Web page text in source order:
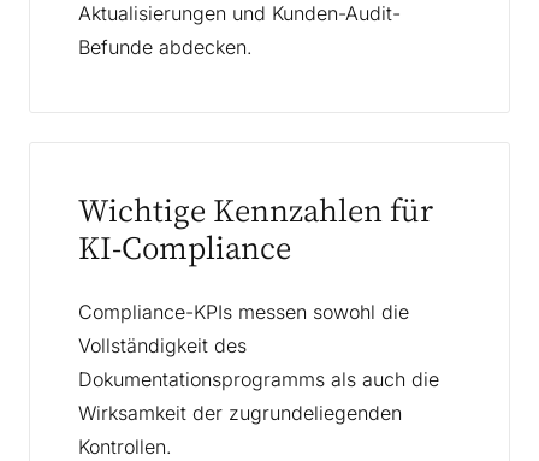
Aktualisierungen und Kunden-Audit-
Befunde abdecken.
Wichtige Kennzahlen für
KI-Compliance
Compliance-KPIs messen sowohl die
Vollständigkeit des
Dokumentationsprogramms als auch die
Wirksamkeit der zugrundeliegenden
Kontrollen.